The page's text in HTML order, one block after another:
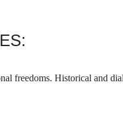
freedoms. Historical and